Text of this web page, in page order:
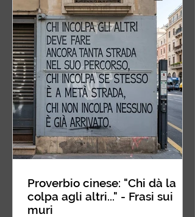
Proverbio cinese: "Chi dà la
colpa agli altri..." - Frasi sui
muri